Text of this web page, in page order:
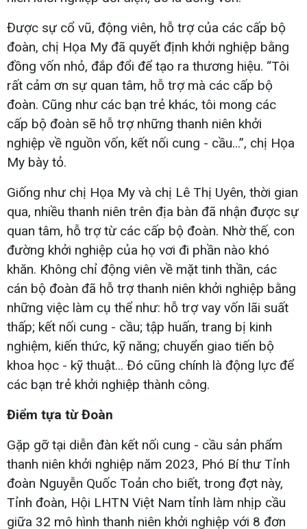
Được sự cổ vũ, động viên, hỗ trợ của các cấp bộ
đoàn, chị Họa My đã quyết định khởi nghiệp bằng
đồng vốn nhỏ, đắp đổi để tạo ra thương hiệu. “Tôi
rất cảm ơn sự quan tâm, hỗ trợ mà các cấp bộ
đoàn. Cũng như các bạn trẻ khác, tôi mong các
cấp bộ đoàn sẽ hỗ trợ những thanh niên khởi
nghiệp về nguồn vốn, kết nối cung - cầu...”, chị Họa
My bày tỏ.
Giống như chị Họa My và chị Lê Thị Uyên, thời gian
qua, nhiều thanh niên trên địa bàn đã nhận được sự
quan tâm, hỗ trợ từ các cấp bộ đoàn. Nhờ thế, con
đường khởi nghiệp của họ vơi đi phần nào khó
khăn. Không chỉ động viên về mặt tinh thần, các
cán bộ đoàn đã hỗ trợ thanh niên khởi nghiệp bằng
những việc làm cụ thể như: hỗ trợ vay vốn lãi suất
thấp; kết nối cung - cầu; tập huấn, trang bị kinh
nghiệm, kiến thức, kỹ năng; chuyển giao tiến bộ
khoa học - kỹ thuật... Đó cũng chính là động lực để
các bạn trẻ khởi nghiệp thành công.
Điểm tựa từ Đoàn
Gặp gỡ tại diễn đàn kết nối cung - cầu sản phẩm
thanh niên khởi nghiệp năm 2023, Phó Bí thư Tỉnh
đoàn Nguyễn Quốc Toản cho biết, trong đợt này,
Tỉnh đoàn, Hội LHTN Việt Nam tỉnh làm nhịp cầu
giữa 32 mô hình thanh niên khởi nghiệp với 8 đơn